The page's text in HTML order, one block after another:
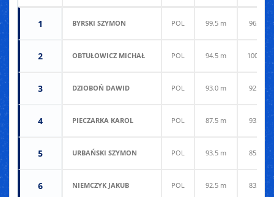
1 BYRSKI SZYMON POL 99.5 m 96.5 m
2 OBTUŁOWICZ MICHAŁ POL 94.5 m 100.0 m
3 DZIOBOŃ DAWID POL 93.0 m 92.0 m
4 PIECZARKA KAROL POL 87.5 m 93.5 m
5 URBAŃSKI SZYMON POL 93.5 m 85.0 m
6 NIEMCZYK JAKUB POL 92.5 m 83.0 m